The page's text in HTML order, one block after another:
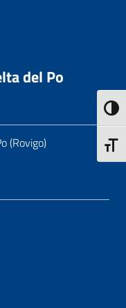
del Po
(Rovigo)